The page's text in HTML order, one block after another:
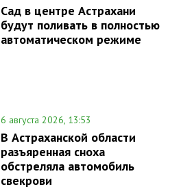
Сад в центре Астрахани
будут поливать в полностью
автоматическом режиме
6 августа 2026, 13:53
В Астраханской области
разъяренная сноха
обстреляла автомобиль
свекрови